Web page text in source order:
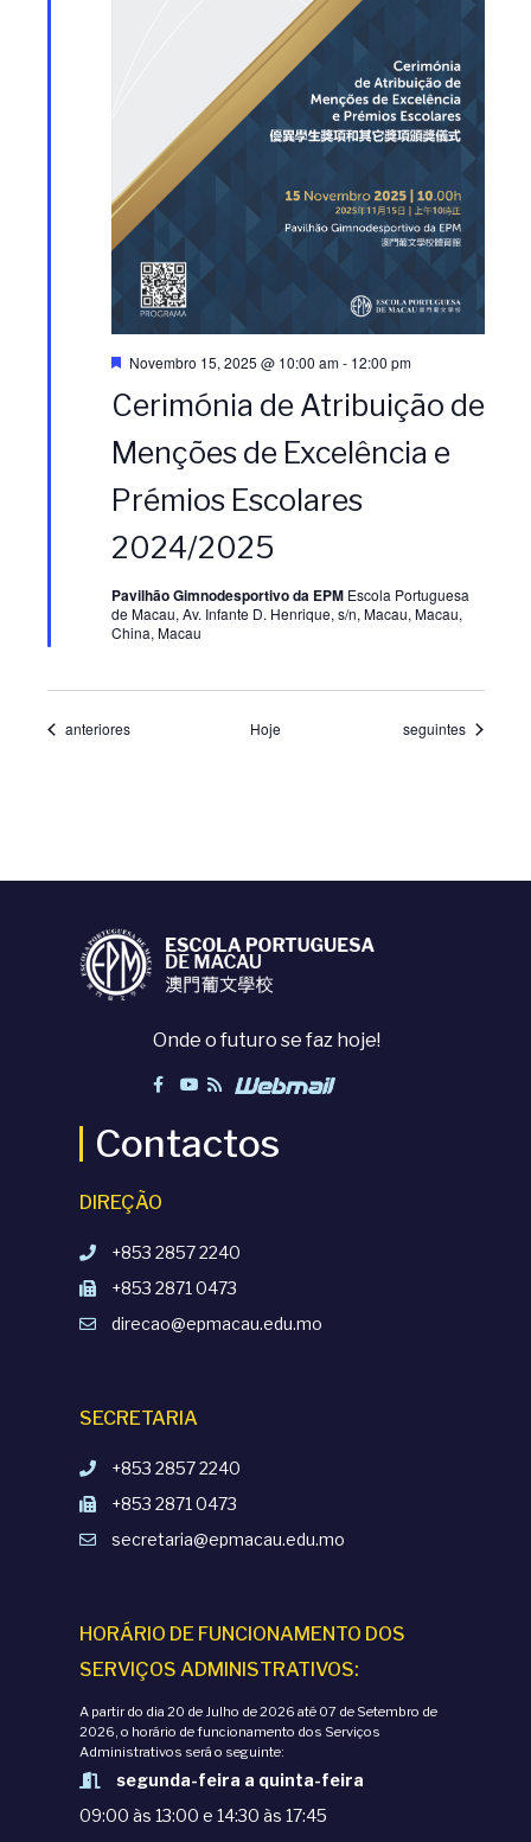
Cerimónia de Atribuição de
Menções de Excelência e
Prémios Escolares
2024/2025
D
s
t
a
q
e
Novembro 15, 2025 @ 10:00 am- 12:00 pm
Pavilhão Gimnodesportivo da EPM Escola Portuguesa
de Macau, Av. Infante D. Henrique, s/n, Macau, Macau,
China, Macau
Eventos
anteriores Hoje Eventos
seguintes
Onde o futuro se faz hoje!
Contactos
DIREÇÃO
+853 2857 2240
+853 2871 0473
direcao@epmacau.edu.mo
SECRETARIA
+853 2857 2240
+853 2871 0473
secretaria@epmacau.edu.mo
HORÁRIO DE FUNCIONAMENTO DOS
SERVIÇOS ADMINISTRATIVOS:
A partir do dia 20 de Julho de 2026 até 07 de Setembro de
2026, o horário de funcionamento dos Serviços
Administrativos será o seguinte:
segunda-feira a quinta-feira
09:00 às 13:00 e 14:30 às 17:45